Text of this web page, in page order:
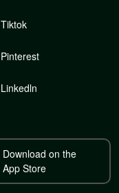
Tiktok
Pinterest
Linkedln
Download on the
App Store